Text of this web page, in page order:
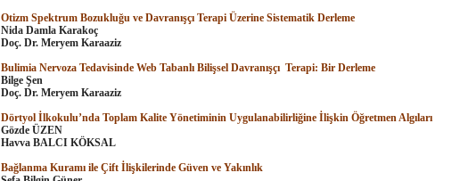
Otizm Spektrum Bozukluğu ve Davranışçı Terapi Üzerine Sistematik Derleme
Nida Damla Karakoç
Doç. Dr. Meryem Karaaziz
Bulimia Nervoza Tedavisinde Web Tabanlı Bilişsel Davranışçı Terapi: Bir Derleme
Bilge Şen
Doç. Dr. Meryem Karaaziz
Dörtyol İlkokulu’nda Toplam Kalite Yönetiminin Uygulanabilirliğine İlişkin Öğretmen Algıları
Gözde ÜZEN
Havva BALCI KÖKSAL
Bağlanma Kuramı ile Çift İlişkilerinde Güven ve Yakınlık